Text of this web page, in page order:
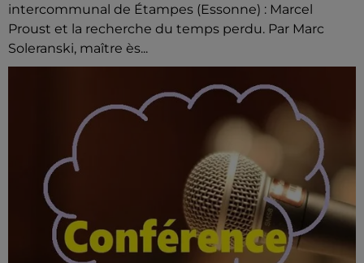
intercommunal de Étampes (Essonne) : Marcel
Proust et la recherche du temps perdu. Par Marc
Soleranski, maître ès...